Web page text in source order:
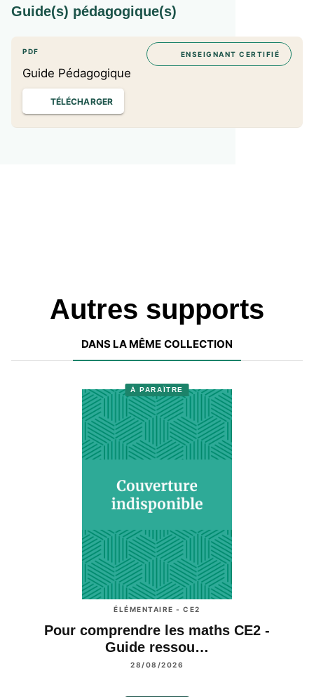
Guide(s) pédagogique(s)
PDF
Guide Pédagogique
ENSEIGNANT CERTIFIÉ
TÉLÉCHARGER
Autres supports
DANS LA MÊME COLLECTION
À PARAÎTRE
ÉLÉMENTAIRE - CE2
Pour comprendre les maths CE2 -
Guide ressou…
28/08/2026